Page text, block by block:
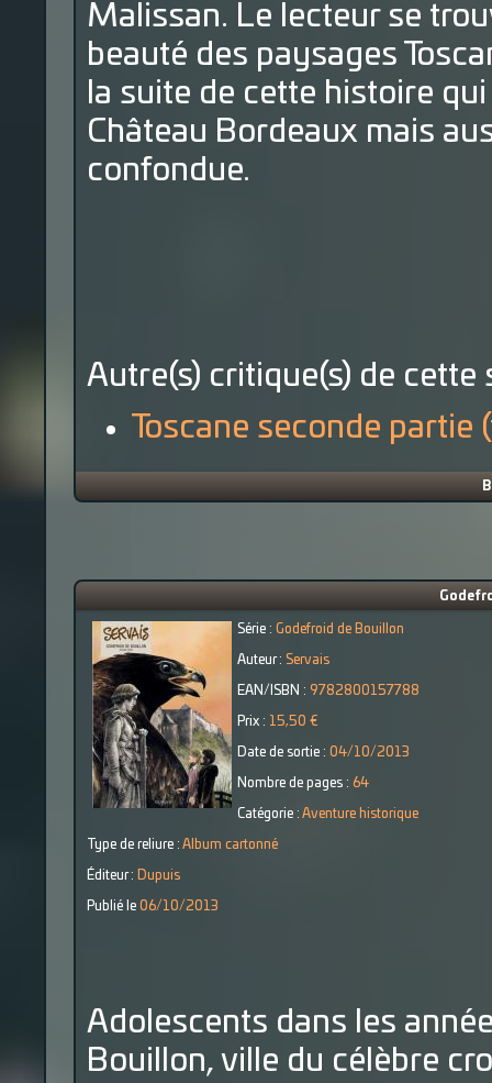
Malissan. Le lecteur se
beauté des paysages
la suite de cette histoire
Château Bordeaux mais
confondue.
Autre(s) critique(s) de cette
Toscane seconde partie
Série : Godefroid de Bouillon
Auteur : Servais
EAN/ISBN : 9782800157788
Prix : 15,50 €
Date de sortie : 04/10/2013
Nombre de pages : 64
Catégorie : Aventure historique
Type de reliure : Album cartonné
Éditeur : Dupuis
Publié le 06/10/2013
Adolescents dans les
Bouillon, ville du célèbre